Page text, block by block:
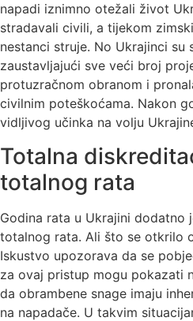
napadi iznimno otežali život
stradavali civili, a tijekom
nestanci struje. No Ukrajinci su
zaustavljajući sve veći broj
protuzračnom obranom i
civilnim poteškoćama. Nakon
vidljivog učinka na volju
Totalna
totalnog rata
Godina rata u Ukrajini dodatno
totalnog rata. Ali što se otkrilo
Iskustvo upozorava da se
za ovaj pristup mogu pokazati
da obrambene snage imaju
na napadače. U takvim